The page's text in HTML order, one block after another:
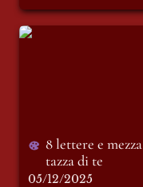
8 lettere e mezza
8 lettere e mezza
tazza di te
05/12/2025